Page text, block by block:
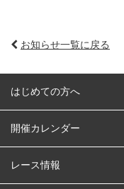
お知らせ一覧に戻る
はじめての方へ
はじめての方へ
開催カレンダー
競輪
レース情報